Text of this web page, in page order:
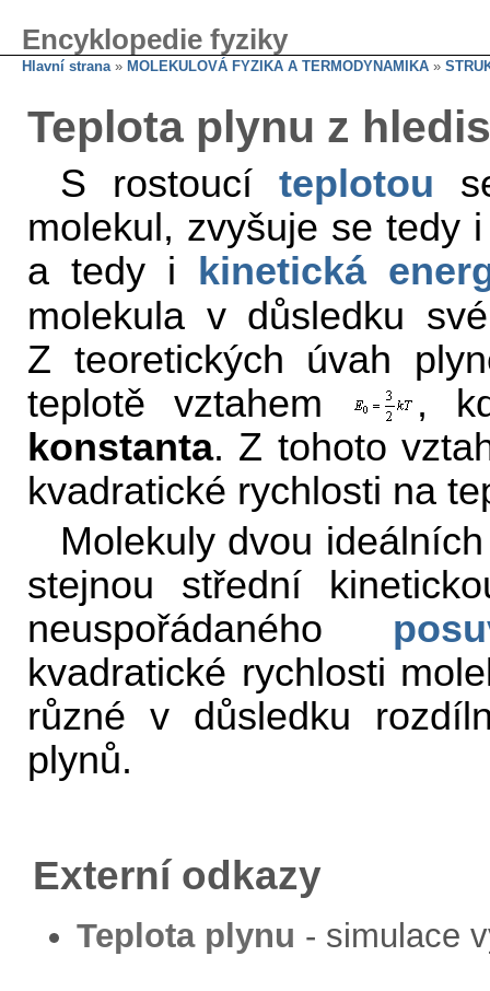
Encyklopedie fyziky
Hlavní strana» MOLEKULOVÁ FYZIKA A TERMODYNAMIKA »
Teplota plynu z
S rostoucí teplotou
molekul, zvyšuje se tedy
a tedy i
kinetická
molekula v důsledku
Z teoretických úvah
teplotě vztahem
,
konstanta. Z tohoto
kvadratické rychlosti na
Molekuly dvou
stejnou střední
neuspořádaného
kvadratické rychlosti
různé v důsledku
plynů.
Externí odkazy
Teplota plynu - simulace